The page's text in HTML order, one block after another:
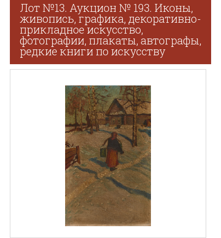
Лот №13. Аукцион № 193. Иконы,
живопись, графика, декоративно-
прикладное искусство,
фотографии, плакаты, автографы,
редкие книги по искусству